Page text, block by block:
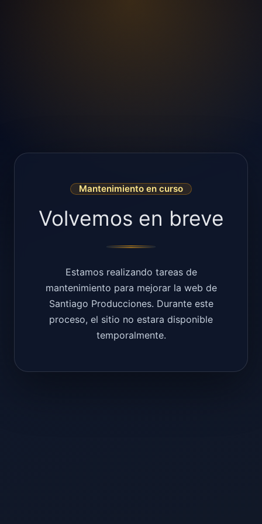
Mantenimiento en curso
Volvemos en breve
Estamos realizando tareas de
mantenimiento para mejorar la web de
Santiago Producciones. Durante este
proceso, el sitio no estara disponible
temporalmente.